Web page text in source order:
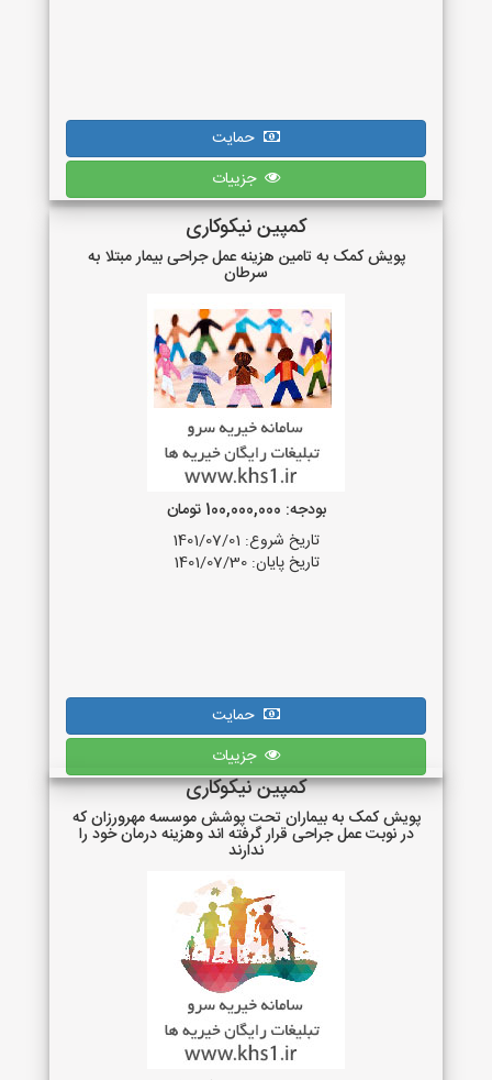
حمایت
جزییات
کمپین نیکوکاری
پویش کمک به تامین هزینه عمل جراحی بیمار مبتلا به
سرطان
بودجه: 100,000,000 تومان
تاریخ شروع: 1401/07/01
تاریخ پایان: 1401/07/30
حمایت
جزییات
کمپین نیکوکاری
پویش کمک به بیماران تحت پوشش موسسه مهرورزان که
در نوبت عمل جراحی قرار گرفته اند وهزینه درمان خود را
ندارند